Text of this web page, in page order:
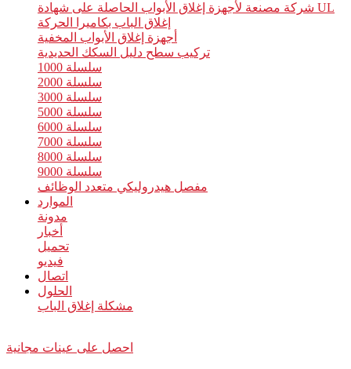
شركة مصنعة لأجهزة إغلاق الأبواب الحاصلة على شهادة UL
إغلاق الباب بكاميرا الحركة
أجهزة إغلاق الأبواب المخفية
تركيب سطح دليل السكك الحديدية
سلسلة 1000
سلسلة 2000
سلسلة 3000
سلسلة 5000
سلسلة 6000
سلسلة 7000
سلسلة 8000
سلسلة 9000
مفصل هيدروليكي متعدد الوظائف
الموارد
مدونة
أخبار
تحميل
فيديو
اتصال
الحلول
مشكلة إغلاق الباب
احصل على عينات مجانية